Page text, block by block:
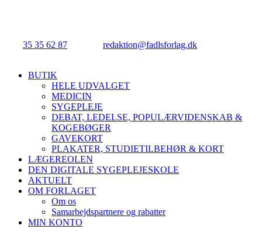
35 35 62 87 redaktion@fadlsforlag.dk
Close
BUTIK
HELE UDVALGET
MEDICIN
SYGEPLEJE
DEBAT, LEDELSE, POPULÆRVIDENSKAB &
KOGEBØGER
GAVEKORT
PLAKATER, STUDIETILBEHØR & KORT
LÆGEREOLEN
DEN DIGITALE SYGEPLEJESKOLE
AKTUELT
OM FORLAGET
Om os
Samarbejdspartnere og rabatter
MIN KONTO